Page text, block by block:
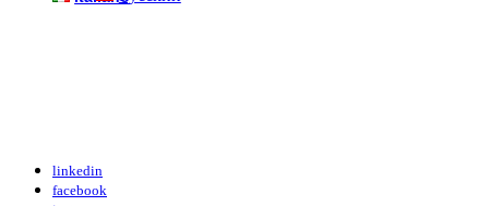
linkedin
facebook